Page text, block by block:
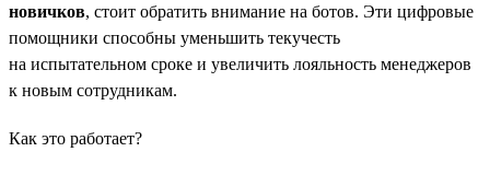
новичков, стоит обратить внимание на ботов. Эти цифровые
помощники способны уменьшить текучесть
на испытательном сроке и увеличить лояльность менеджеров
к новым сотрудникам.
Как это работает?